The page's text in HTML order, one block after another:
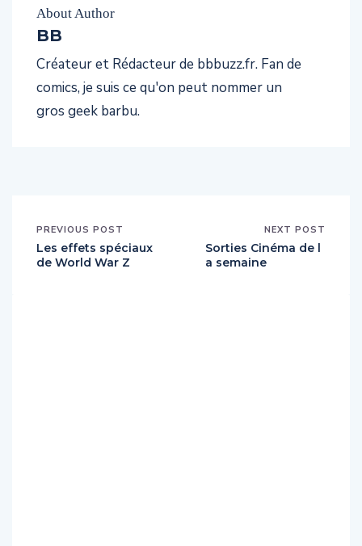
About Author
BB
Créateur et Rédacteur de bbbuzz.fr. Fan de
comics, je suis ce qu'on peut nommer un
gros geek barbu.
PREVIOUS POST
Les effets spéciaux
de World War Z
NEXT POST
Sorties Cinéma de l
a semaine